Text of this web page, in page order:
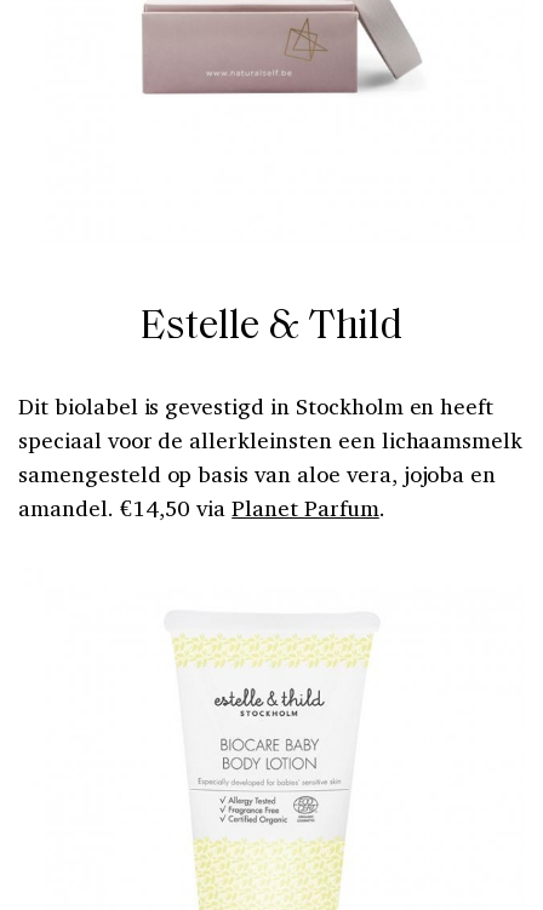
Estelle & Thild
Dit biolabel is gevestigd in Stockholm en heeft
speciaal voor de allerkleinsten een lichaamsmelk
samengesteld op basis van aloe vera, jojoba en
amandel. €14,50 viaPlanet Parfum.